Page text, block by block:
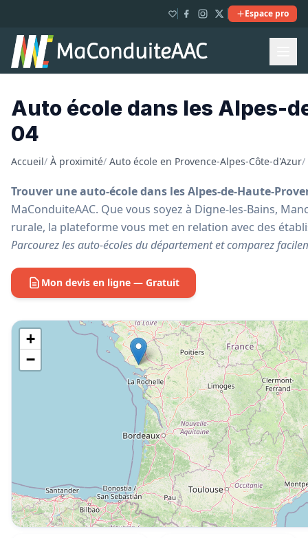
Espace pro
Auto école dans les Alpes-
04
Accueil/ À proximité/ Auto école en Provence-Alpes-Côte-d'Azur/
Trouver une auto-école dans les Alpes-de-Haute-
MaConduiteAAC. Que vous soyez à Digne-les-Bains,
rurale, la plateforme vous met en relation avec des
Parcourez les auto-écoles du département et comparez
Mon devis en ligne — Gratuit
+
−